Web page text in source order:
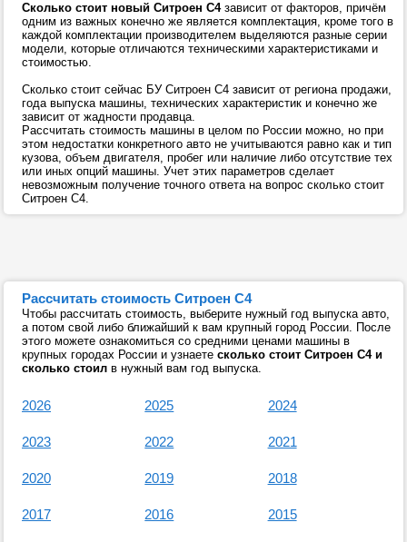
Сколько стоит новый Ситроен С4зависит от факторов, причём
одним из важных конечно же является комплектация, кроме того в
каждой комплектации производителем выделяются разные серии
модели, которые отличаются техническими характеристиками и
стоимостью.
Сколько стоит сейчас БУ Ситроен С4 зависит от региона продажи,
года выпуска машины, технических характеристик и конечно же
зависит от жадности продавца.
Рассчитать стоимость машины в целом по России можно, но при
этом недостатки конкретного авто не учитываются равно как и тип
кузова, объем двигателя, пробег или наличие либо отсутствие тех
или иных опций машины. Учет этих параметров сделает
невозможным получение точного ответа на вопрос сколько стоит
Ситроен С4.
Рассчитать стоимость Ситроен С4
Чтобы рассчитать стоимость, выберите нужный год выпуска авто,
а потом свой либо ближайший к вам крупный город России. После
этого можете ознакомиться со средними ценами машины в
крупных городах России и узнаете сколько стоит Ситроен С4 и
сколько стоил в нужный вам год выпуска.
2026 2025 2024
2023 2022 2021
2020 2019 2018
2017 2016 2015